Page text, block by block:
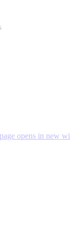
opens in new